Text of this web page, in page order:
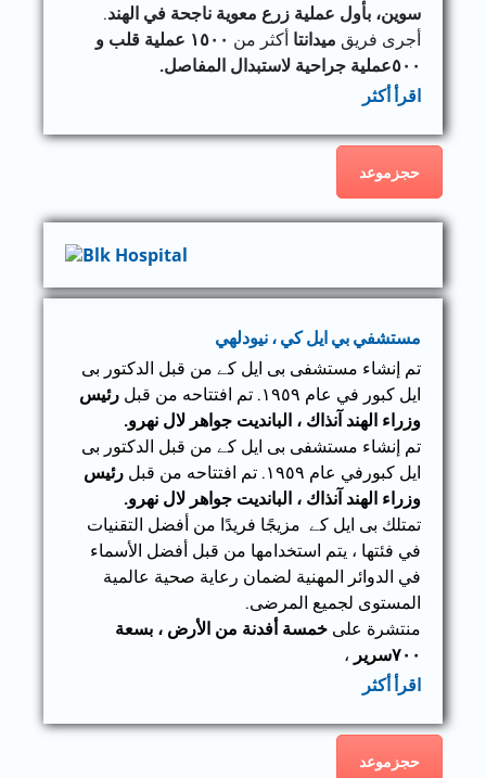
سوین، بأول عملية زرع معوية ناجحة في الهند.
أجرى فريق ميدانتا أكثر من
١٥٠٠ عملية قلب و
٥٠٠عملية جراحية لاستبدال المفاصل.
اقرأ أكثر
حجزموعد
مستشفي بي ايل كي ، نيودلهي
تم إنشاء مستشفى بی ایل کے من قبل الدكتور بی
ایل کبور في عام ١٩٥٩. تم افتتاحه من قبل
رئيس
وزراء الهند آنذاك ، البانديت جواهر لال نهرو.
تم إنشاء مستشفى بی ایل کے من قبل الدكتور بی
ایل کبورفي عام ١٩٥٩. تم افتتاحه من قبل
رئيس
وزراء الهند آنذاك ، البانديت جواهر لال نهرو.
تمتلك بی ایل کے مزيجًا فريدًا من أفضل التقنيات
في فئتها ، يتم استخدامها من قبل أفضل الأسماء
في الدوائر المهنية لضمان رعاية صحية عالمية
المستوى لجميع المرضى.
منتشرة على خمسة أفدنة من الأرض ، بسعة
٧٠٠سرير
،
اقرأ أكثر
حجزموعد